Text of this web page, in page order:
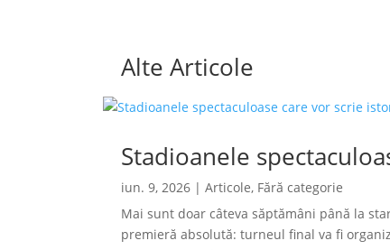
Alte Articole
Stadioanele
iun. 9, 2026 |Articole, Fără categorie
Mai sunt doar câteva săptămâni până la
premieră absolută: turneul final va fi